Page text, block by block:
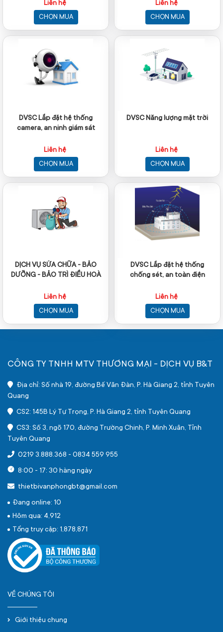
Liên hệ
CHỌN MUA
Liên hệ
CHỌN MUA
DVSC Lắp đặt hệ thống
camera, an ninh giám sát
Liên hệ
CHỌN MUA
DVSC Năng lượng mặt trời
Liên hệ
CHỌN MUA
DỊCH VỤ SỬA CHỮA - BẢO
DƯỠNG - BẢO TRÌ ĐIỀU HOÀ
Liên hệ
CHỌN MUA
DVSC Lắp đặt hệ thống
chống sét, an toàn điện
Liên hệ
CHỌN MUA
CÔNG TY TNHH MTV THƯƠNG MẠI - DỊCH VỤ B&T
Địa chỉ: Số nhà 19, đường Bế Văn Đàn, P. Hà Giang 2, tỉnh Tuyên
Quang
CS2: 145B Lý Tự Trọng, P. Hà Giang 2, tỉnh Tuyên Quang
CS3: Số 3, ngõ 170, đường Trường Chinh, P. Minh Xuân, Tỉnh
Tuyên Quang
0219 3.888.368 - 0834 559 955
8:00 - 17: 30 hàng ngày
thietbivanphongbt@gmail.com
Đang online: 10
Hôm qua: 4,912
Tổng truy cập: 1,878,871
VỀ CHÚNG TÔI
Giới thiệu chung